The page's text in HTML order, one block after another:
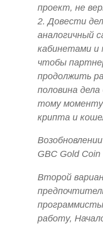
проект, не
2. Довести
аналогичный
кабинетами и
чтобы
продолжить
половина
тому моменту
крипта и
GBC Gold Coin
Второй
программисты
работу,